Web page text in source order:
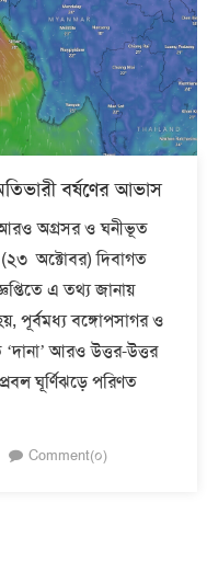
বর্ষণের আভাস
আরও অগ্রসর ও ঘনীভূত
(২৩ অক্টোবর) দিবাগত
এ তথ্য জানায়
পূর্বমধ্য বঙ্গোপসাগর ও
আরও উত্তর-উত্তর
ঘূর্ণিঝড়ে পরিণত
Comment(০)